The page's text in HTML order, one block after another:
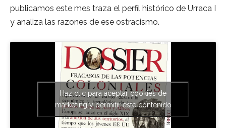
publicamos este mes traza el perfil histórico de Urraca I
y analiza las razones de ese ostracismo.
Haz clic para aceptar cookies de
marketing y permitir este contenido